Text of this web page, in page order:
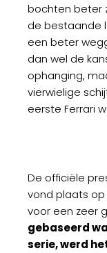
bochten beter
de bestaande
een beter
dan wel de
ophanging,
vierwielige
eerste Ferrari
De officiële
vond plaats op
voor een zeer
gebaseerd
serie, werd